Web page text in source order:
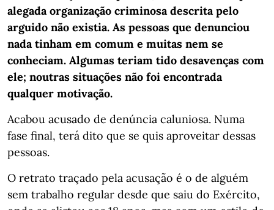
alegada organização criminosa descrita pelo
arguido não existia. As pessoas que denunciou
nada tinham em comum e muitas nem se
conheciam. Algumas teriam tido desavenças com
ele; noutras situações não foi encontrada
qualquer motivação.
Acabou acusado de denúncia caluniosa. Numa
fase final, terá dito que se quis aproveitar dessas
pessoas.
O retrato traçado pela acusação é o de alguém
sem trabalho regular desde que saiu do Exército,